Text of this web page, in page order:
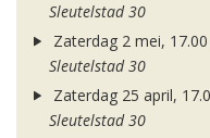
Sleutelstad 30
Zaterdag 2 mei,
Sleutelstad 30
Zaterdag 25 april,
Sleutelstad 30